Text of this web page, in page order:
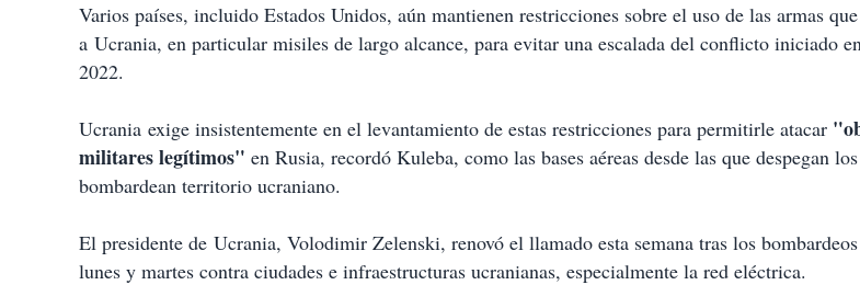
Varios países, incluido Estados Unidos, aún mantienen restricciones sobre el uso de las armas
a Ucrania, en particular misiles de largo alcance, para evitar una escalada del conflicto iniciado
2022.
Ucrania exige insistentemente en el levantamiento de estas restricciones para permitirle atacar
militares legítimos" en Rusia, recordó Kuleba, como las bases aéreas desde las que despegan
bombardean territorio ucraniano.
El presidente de Ucrania, Volodimir Zelenski, renovó el llamado esta semana tras los
lunes y martes contra ciudades e infraestructuras ucranianas, especialmente la red eléctrica.